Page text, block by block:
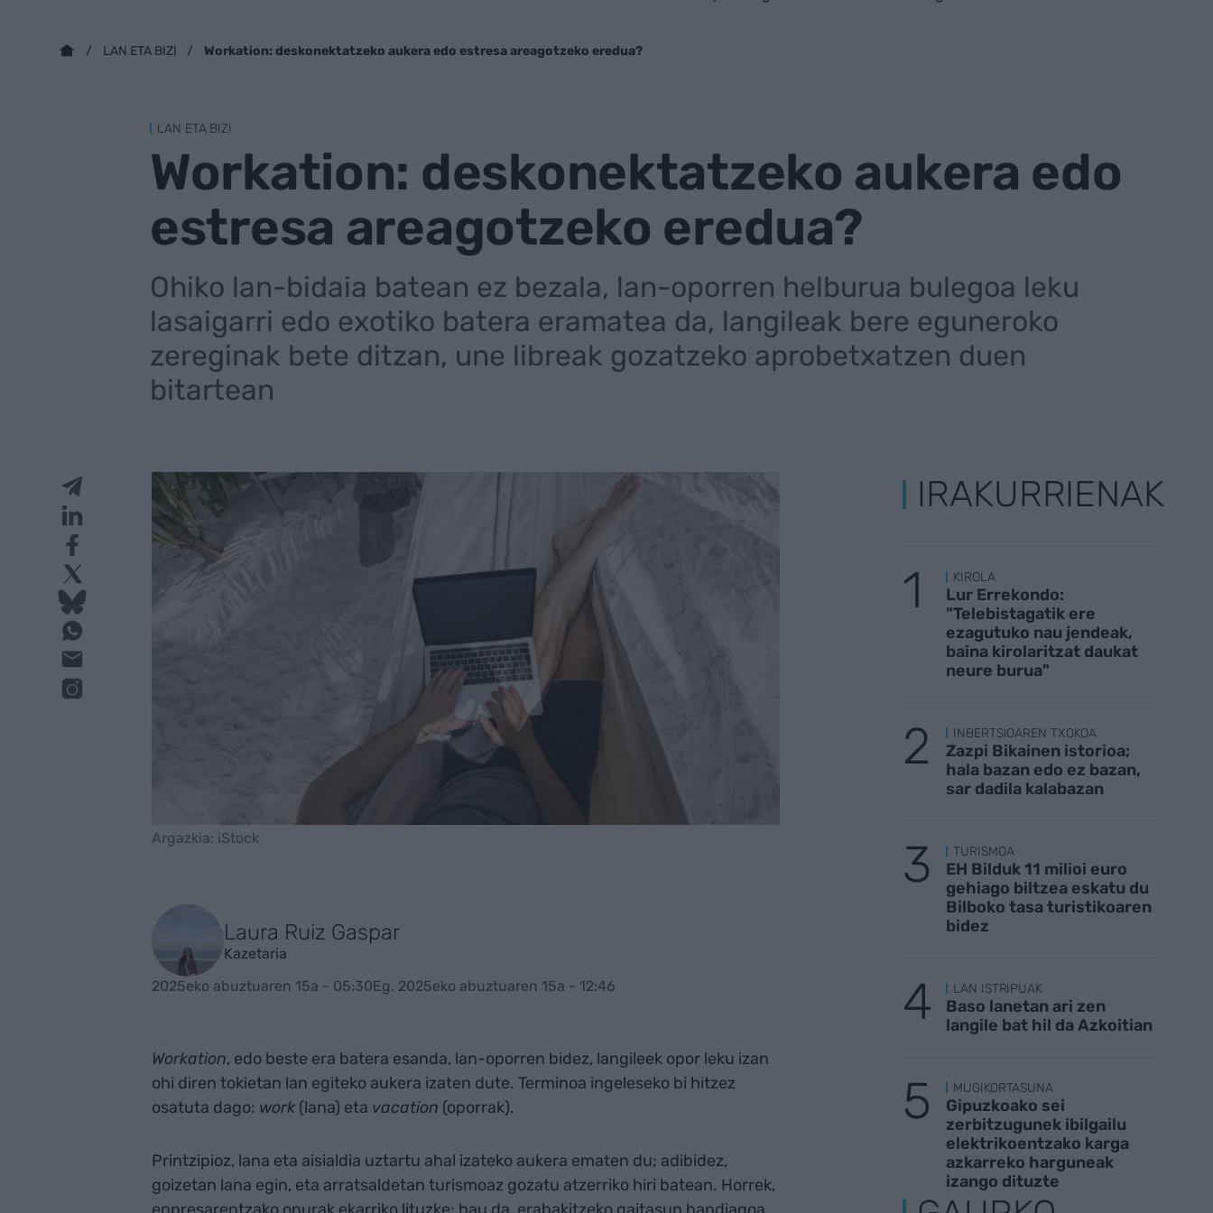
LAN ETA BIZI Workation: deskonektatzeko aukera edo estresa areagotzeko eredua?
LAN ETA BIZI
Workation: deskonektatzeko aukera edo
estresa areagotzeko eredua?
Ohiko lan-bidaia batean ez bezala, lan-oporren helburua bulegoa leku
lasaigarri edo exotiko batera eramatea da, langileak bere eguneroko
zereginak bete ditzan, une libreak gozatzeko aprobetxatzen duen
bitartean
Argazkia: iStock
Laura Ruiz Gaspar
Kazetaria
2025eko abuztuaren 15a - 05:30Eg. 2025eko abuztuaren 15a - 12:46
Workation, edo beste era batera esanda, lan-oporren bidez, langileek opor leku izan
ohi diren tokietan lan egiteko aukera izaten dute. Terminoa ingeleseko bi hitzez
osatuta dago: work(lana) eta vacation (oporrak).
Printzipioz, lana eta aisialdia uztartu ahal izateko aukera ematen du; adibidez,
goizetan lana egin, eta arratsaldetan turismoaz gozatu atzerriko hiri batean. Horrek,
IRAKURRIENAK
KIROLA
Lur Errekondo:
"Telebistagatik ere
ezagutuko nau jendeak,
baina kirolaritzat daukat
neure burua"
INBERTSIOAREN TXOKOA
Zazpi Bikainen istorioa;
hala bazan edo ez bazan,
sar dadila kalabazan
TURISMOA
EH Bilduk 11 milioi euro
gehiago biltzea eskatu du
Bilboko tasa turistikoaren
bidez
LAN ISTRIPUAK
Baso lanetan ari zen
langile bat hil da Azkoitian
MUGIKORTASUNA
Gipuzkoako sei
zerbitzugunek ibilgailu
elektrikoentzako karga
azkarreko harguneak
izango dituzte